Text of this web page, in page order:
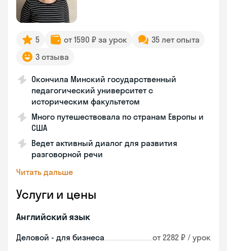
5 от 1590 ₽ за урок
35 лет опыта
3 отзыва
Окончила Минский государственный
педагогический университет с
историческим факультетом
Много путешествовала по странам Европы и
США
Ведет активный диалог для развития
разговорной речи
Читать дальше
Услуги и цены
Английский язык
Деловой - для бизнеса от 2282 ₽ / урок